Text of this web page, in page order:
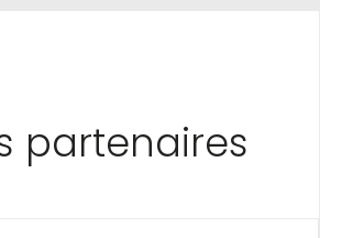
partenaires